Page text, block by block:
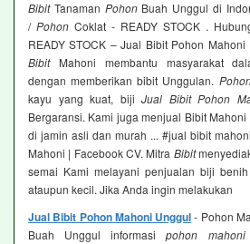
BibitTanaman PohonBuah Unggul di
/ Pohon Coklat - READY STOCK .
READY STOCK – Jual Bibit Pohon
BibitMahoni membantu masyarakat
dengan memberikan bibit Unggulan.
kayu yang kuat, biji Jual Bibit Pohon
Bergaransi. Kami juga menjual Bibit
di jamin asli dan murah ... #jual bibit
Mahoni | Facebook CV. Mitra Bibit
semai Kami melayani penjualan biji
ataupun kecil. Jika Anda ingin melakukan
Jual Bibit Pohon Mahoni Unggul- Pohon
Buah Unggul informasipohon mahoni